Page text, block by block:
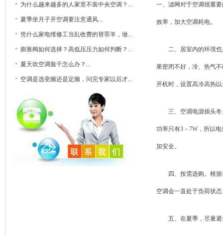
为什么越来越多的人家里不装中央空调？...
夏季坐月子开空调要注意通风...
凭什么家电维修工当乱收费的替罪羊，做...
膨胀阀如何选择？高低压压力如何判断？...
夏天吹空调脸干怎么办？...
空调是选变频还是定频，问完专家以后才...
一、滤网对于空调很重
效率，加大空调耗电。
二、居室内的环境也
果密闭不好，冷、热气
开机时，设置高冷高热
三、空调电源插头冬
功率只有3－7W，所以
加安全。
四、按需选购。根据
空调会一直处于负荷状
五、在夏季，尽量避